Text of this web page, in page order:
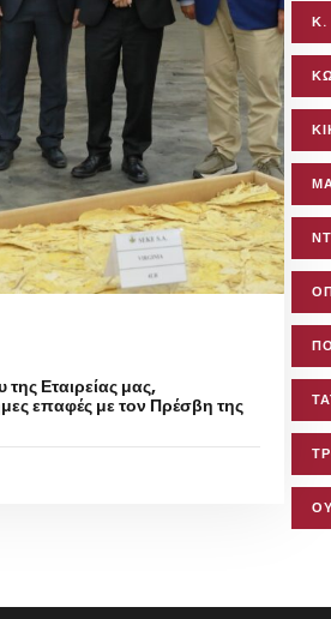
Εταιρείας μας,
επαφές με τον Πρέσβη της
Κ.